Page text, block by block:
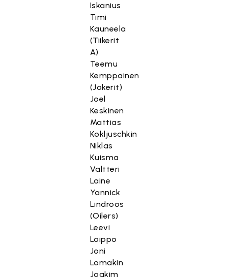
Iskanius
Timi
Kauneela
(Tiikerit
A)
Teemu
Kemppainen
(Jokerit)
Joel
Keskinen
Mattias
Kokljuschkin
Niklas
Kuisma
Valtteri
Laine
Yannick
Lindroos
(Oilers)
Leevi
Loippo
Joni
Lomakin
Joakim